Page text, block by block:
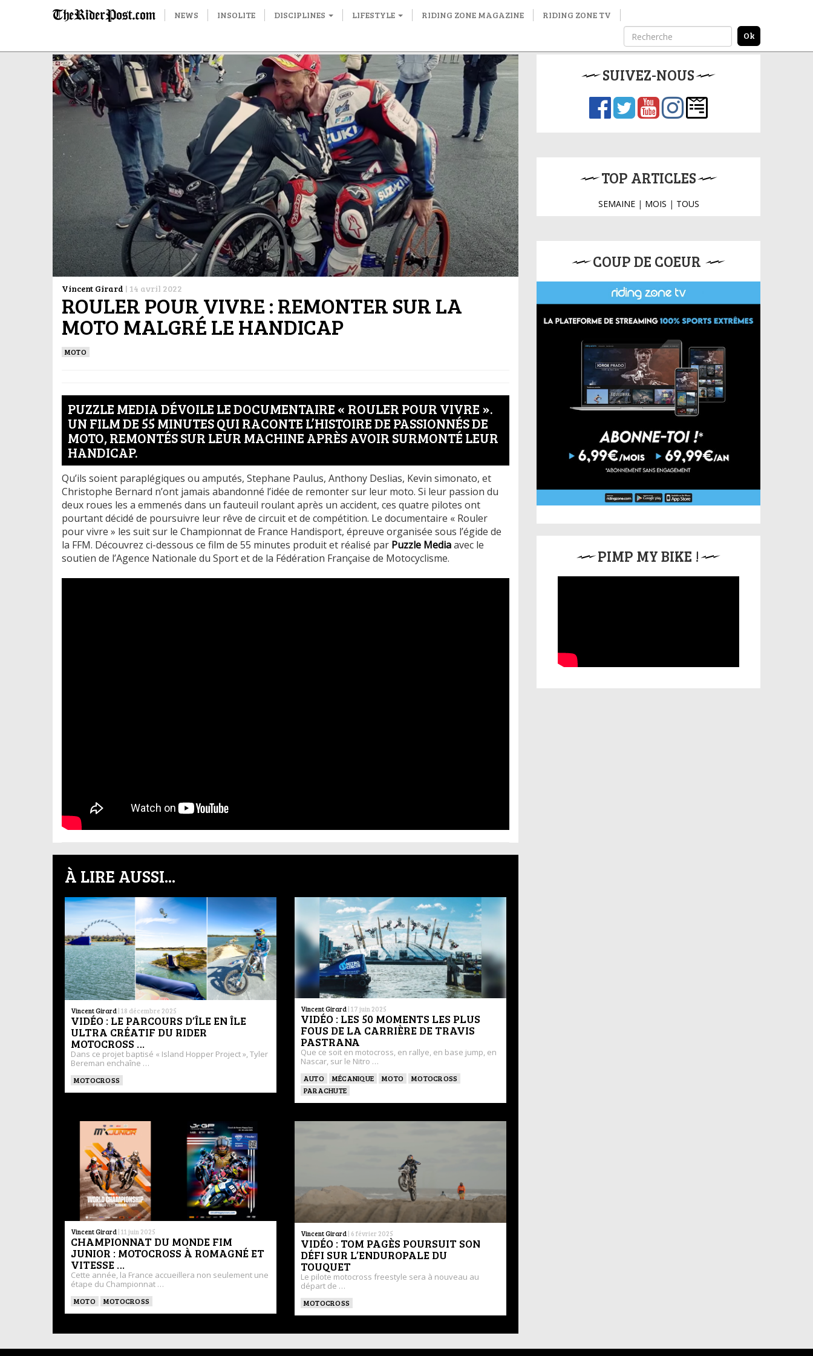
NEWS INSOLITE DISCIPLINES LIFESTYLE RIDING ZONE MAGAZINE RIDING ZONE TV
Vincent Girard | 14 avril 2022
ROULER POUR VIVRE : REMONTER SUR LA
MOTO MALGRÉ LE HANDICAP
MOTO
PUZZLE MEDIA DÉVOILE LE DOCUMENTAIRE « ROULER POUR VIVRE ».
UN FILM DE 55 MINUTES QUI RACONTE L’HISTOIRE DE PASSIONNÉS DE
MOTO, REMONTÉS SUR LEUR MACHINE APRÈS AVOIR SURMONTÉ LEUR
HANDICAP.
Qu’ils soient paraplégiques ou amputés, Stephane Paulus, Anthony Deslias, Kevin simonato, et
Christophe Bernard n’ont jamais abandonné l’idée de remonter sur leur moto. Si leur passion du
deux roues les a emmenés dans un fauteuil roulant après un accident, ces quatre pilotes ont
pourtant décidé de poursuivre leur rêve de circuit et de compétition. Le documentaire « Rouler
pour vivre » les suit sur le Championnat de France Handisport, épreuve organisée sous l’égide de
la FFM. Découvrez ci-dessous ce film de 55 minutes produit et réalisé par Puzzle Mediaavec le
soutien de l’Agence Nationale du Sport et de la Fédération Française de Motocyclisme.
À LIRE AUSSI...
Vincent Girard | 18 décembre 2025
VIDÉO : LE PARCOURS D’ÎLE EN ÎLE
ULTRA CRÉATIF DU RIDER
MOTOCROSS …
Dans ce projet baptisé « Island Hopper Project », Tyler
Bereman enchaîne …
MOTOCROSS
Vincent Girard | 17 juin 2025
VIDÉO : LES 50 MOMENTS LES PLUS
FOUS DE LA CARRIÈRE DE TRAVIS
PASTRANA
Que ce soit en motocross, en rallye, en base jump, en
Nascar, sur le Nitro …
AUTO MÉCANIQUE MOTO
MOTOCROSS
PARACHUTE
Vincent Girard | 11 juin 2025
CHAMPIONNAT DU MONDE FIM
JUNIOR : MOTOCROSS À ROMAGNÉ ET
VITESSE …
Cette année, la France accueillera non seulement une
étape du Championnat …
MOTO MOTOCROSS
Vincent Girard | 6 février 2025
VIDÉO : TOM PAGÈS POURSUIT SON
DÉFI SUR L’ENDUROPALE DU
TOUQUET
Le pilote motocross freestyle sera à nouveau au
départ de …
MOTOCROSS
SUIVEZ-NOUS
TOP ARTICLES
SEMAINE| MOIS | TOUS
COUP DE COEUR
PIMP MY BIKE !